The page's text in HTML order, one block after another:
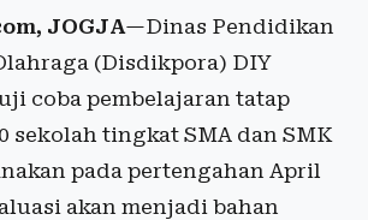
JOGJA—Dinas Pendidikan
(Disdikpora) DIY
coba pembelajaran tatap
sekolah tingkat SMA dan SMK
pada pertengahan April
akan menjadi bahan